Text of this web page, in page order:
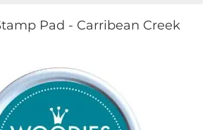
Pad - Carribean Creek